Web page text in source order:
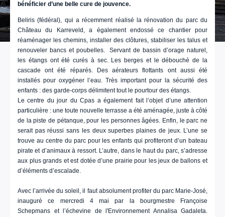
bénéficier d’une belle cure de jouvence.
Beliris (fédéral), qui a récemment réalisé la rénovation du parc du
Château du Karreveld, a également endossé ce chantier pour
réaménager les chemins, installer des clôtures, stabiliser les talus et
renouveler bancs et poubelles. Servant de bassin d’orage naturel,
les étangs ont été curés à sec. Les berges et le débouché de la
cascade ont été réparés. Des aérateurs flottants ont aussi été
installés pour oxygéner l’eau. Très important pour la sécurité des
enfants : des garde-corps délimitent tout le pourtour des étangs.
Le centre du jour du Cpas a également fait l’objet d’une attention
particulière : une toute nouvelle terrasse a été aménagée, juste à côté
de la piste de pétanque, pour les personnes âgées. Enfin, le parc ne
serait pas réussi sans les deux superbes plaines de jeux. L’une se
trouve au centre du parc pour les enfants qui profiteront d’un bateau
pirate et d’animaux à ressort. L’autre, dans le haut du parc, s’adresse
aux plus grands et est dotée d’une prairie pour les jeux de ballons et
d’éléments d’escalade.
Avec l’arrivée du soleil, il faut absolument profiter du parc Marie-José,
inauguré ce mercredi 4 mai par la bourgmestre Françoise
Schepmans et l’échevine de l'Environnement Annalisa Gadaleta.